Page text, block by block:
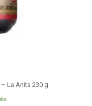
La Anita 230 g